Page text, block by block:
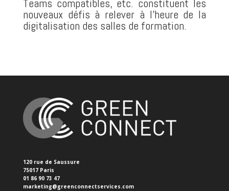
Teams compatibles, etc. constituent les
nouveaux défis à relever à l’heure de la
digitalisation des salles de formation.
120 rue de Saussure
75017 Paris
01 86 90 73 47
marketing@greenconnectservices.com